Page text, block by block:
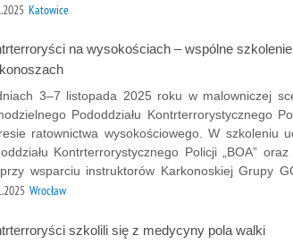
Katowice
na wysokościach – wspólne
3–7 listopada 2025 roku w malowniczej
Pododdziału Kontrterrorystycznego
ratownictwa wysokościowego. W szkoleniu
Kontrterrorystycznego Policji „BOA”
wsparciu instruktorów Karkonoskiej Grupy
Wrocław
szkolili się z medycyny pola walki